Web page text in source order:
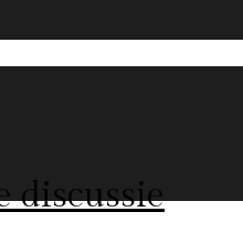
discussie